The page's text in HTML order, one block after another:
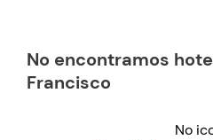
No encontramos
Francisco
No